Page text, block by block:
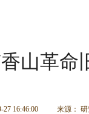
山革命
27 16:46:00 来源：